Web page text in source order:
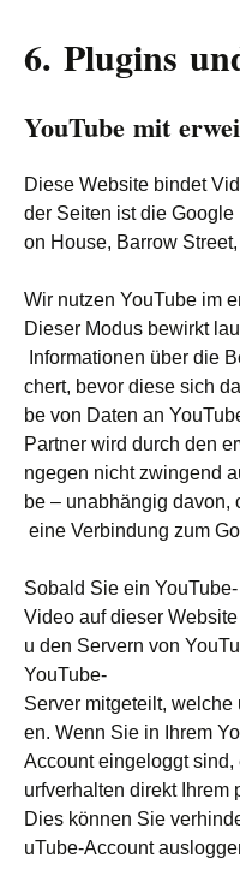
6. Plugins
YouTube mit
Diese Website bindet
der Seiten ist die Google
on House, Barrow
Wir nutzen YouTube im
Dieser Modus bewirkt
Informationen über die
chert, bevor diese sich
be von Daten an
Partner wird durch den
ngegen nicht zwingend
be – unabhängig
eine Verbindung zum
Sobald Sie ein YouTube-
Video auf dieser
u den Servern von
YouTube-
Server mitgeteilt,
en. Wenn Sie in Ihrem
Account eingeloggt sind,
urfverhalten direkt Ihrem
Dies können Sie
uTube-Account